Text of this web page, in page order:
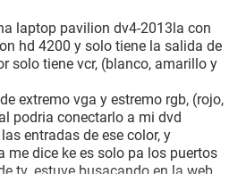
laptop pavilion dv4-2013la con
hd 4200 y solo tiene la salida de
solo tiene vcr, (blanco, amarillo y
extremo vga y estremo rgb, (rojo,
podria conectarlo a mi dvd
entradas de ese color, y
me dice ke es solo pa los puertos